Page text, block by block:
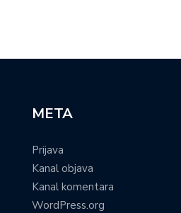
META
Prijava
Kanal objava
Kanal komentara
WordPress.org